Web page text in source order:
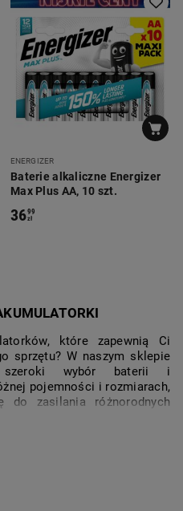
ENERGIZER
Baterie alkaliczne Energizer
Max Plus AA, 10 szt.
3699
zł
które zapewnią Ci
sprzętu? W naszym sklepie
szeroki wybór baterii i
pojemności i rozmiarach,
do zasilania różnorodnych